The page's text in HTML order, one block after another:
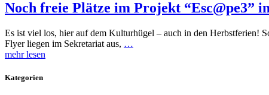
Noch freie Plätze im Projekt “Esc@pe3”
Es ist viel los, hier auf dem Kulturhügel – auch in den Herbstferien!
Flyer liegen im Sekretariat aus, …
mehr lesen
Kategorien